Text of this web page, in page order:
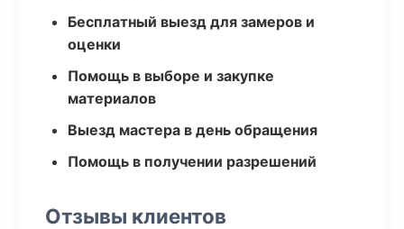
Бесплатный выезд для замеров и
оценки
Помощь в выборе и закупке
материалов
Выезд мастера в день обращения
Помощь в получении разрешений
Отзывы клиентов